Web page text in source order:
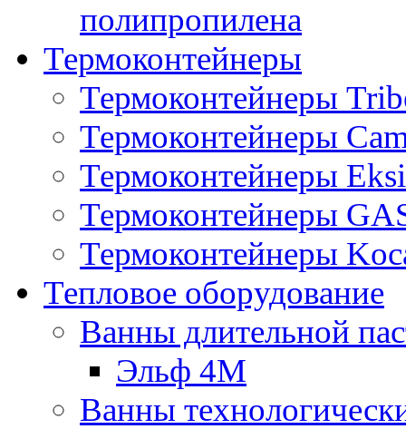
полипропилена
Термоконтейнеры
Термоконтейнеры
Термоконтейнеры
Термоконтейнеры Eksi
Термоконтейнеры
Термоконтейнеры
Тепловое оборудование
Ванны длительной
Эльф 4М
Ванны